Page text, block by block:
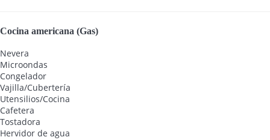
Cocina americana (Gas)
Nevera
Microondas
Congelador
Vajilla/Cubertería
Utensilios/Cocina
Cafetera
Tostadora
Hervidor de agua